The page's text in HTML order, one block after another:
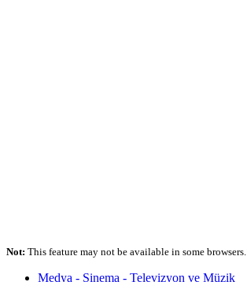
Not: This feature may not be available in some browsers.
Medya - Sinema - Televizyon ve Müzik